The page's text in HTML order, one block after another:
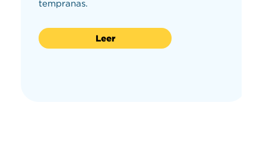
tempranas.
Leer